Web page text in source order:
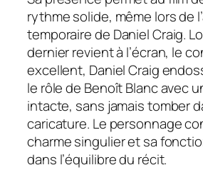
rythme solide, même lors de
temporaire de Daniel Craig.
dernier revient à l’écran, le
excellent, Daniel Craig
le rôle de Benoît Blanc avec
intacte, sans jamais tomber
caricature. Le personnage
charme singulier et sa
dans l’équilibre du récit.